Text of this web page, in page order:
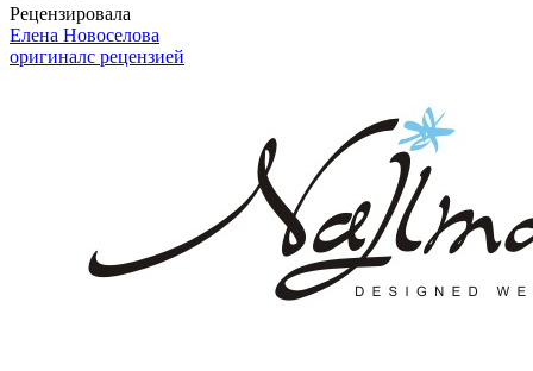
Рецензировала
Елена Новоселова
оригиналс рецензией